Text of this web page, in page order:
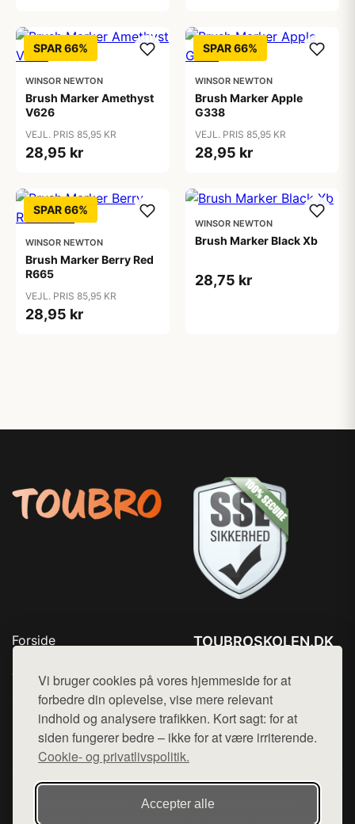
Vi bruger cookies på vores hjemmeside for at
forbedre din oplevelse, vise mere relevant
indhold og analysere trafikken. Kort sagt: for at
siden fungerer bedre – ikke for at være irriterende.
Cookie- og privatlivspolitik.
Accepter alle
SPAR 66%
WINSOR NEWTON
Brush Marker Amethyst
V626
VEJL. PRIS 85,95 KR
28,95 kr
SPAR 66%
WINSOR NEWTON
Brush Marker Apple
G338
VEJL. PRIS 85,95 KR
28,95 kr
SPAR 66%
WINSOR NEWTON
Brush Marker Berry Red
R665
VEJL. PRIS 85,95 KR
28,95 kr
WINSOR NEWTON
Brush Marker Black Xb
28,75 kr
Forside
Top Rabatter
Blog
Kontakt
TOUBROSKOLEN.DK
Mail: hej@want.dk
Cookie- og privatlivspolitik
Denne side er en del af want.dk, der udgiver en række
hjemmesider med præsentation af forskellige produkter fra